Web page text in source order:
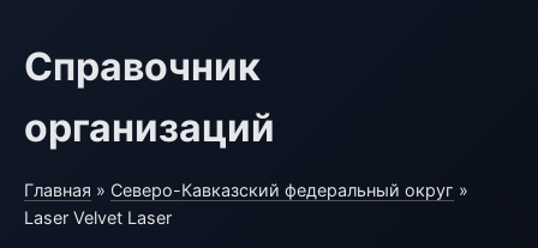
Справочник
организаций
Главная » Северо-Кавказский федеральный округ »
Laser Velvet Laser